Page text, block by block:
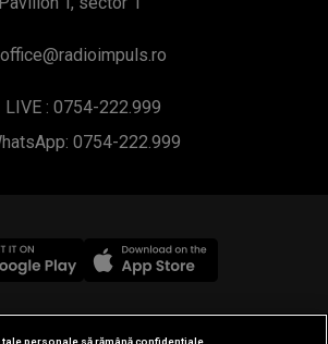
office@radioimpuls.ro
LIVE : 0754-222.999
0754-222.999
MEDIA INTERNATIONAL SA, Toate
tale personale să rămână confidențiale